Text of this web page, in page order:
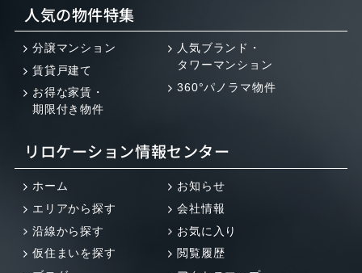
人気の物件特集
分譲マンション
賃貸戸建て
お得な家賃・
期限付き物件
人気ブランド・
タワーマンション
360°パノラマ物件
リロケーション情報センター
ホーム
エリアから探す
沿線から探す
仮住まいを探す
お知らせ
会社情報
お気に入り
閲覧履歴